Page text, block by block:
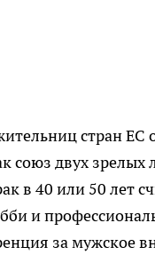
стран ЕС
союз двух зрелых
в 40 или 50 лет
и
за мужское